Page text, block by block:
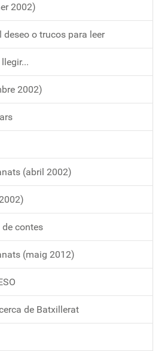
2002)
deseo o trucos para leer
2002)
(abril 2002)
contes
(maig 2012)
de Batxillerat